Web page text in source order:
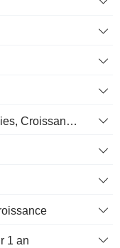
Bénéfices des activités poursuivies, Croissance 1 an
1 an